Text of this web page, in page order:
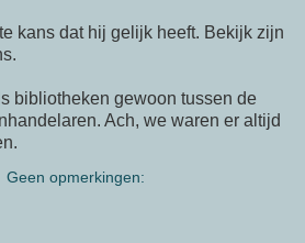
kans dat hij gelijk heeft. Bekijk zijn
bibliotheken gewoon tussen de
Ach, we waren er altijd
Geen opmerkingen: